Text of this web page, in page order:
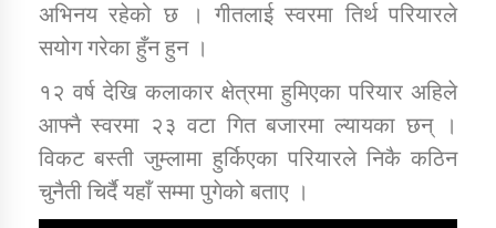
कर्णाली प्राविधि शिक्षालय जुम्लाको सुचना
अभिनय रहेको छ । गीतलाई स्वरमा तिर्थ परियारले
सयोग गरेका हुँन हुन ।
१२ वर्ष देखि कलाकार क्षेत्रमा हुमिएका परियार अहिले
आफ्नै स्वरमा २३ वटा गित बजारमा ल्यायका छन् ।
विकट बस्ती जुम्लामा हुर्किएका परियारले निकै कठिन
चुनैती चिर्दै यहाँ सम्मा पुगेको बताए ।